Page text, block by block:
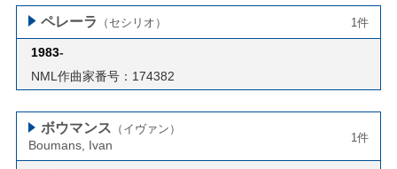
ペレーラ （セシリオ） 1件
1983-
NML作曲家番号：174382
ボウマンス （イヴァン）
Boumans, Ivan
1件